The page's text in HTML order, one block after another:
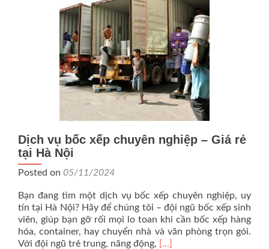
mọi
doanh
nghiệp
Dịch vụ bốc xếp chuyên nghiệp – Giá rẻ
tại Hà Nội
Posted on 05/11/2024
Bạn đang tìm một dịch vụ bốc xếp chuyên nghiệp, uy
tín tại Hà Nội? Hãy để chúng tôi – đội ngũ bốc xếp sinh
viên, giúp bạn gỡ rối mọi lo toan khi cần bốc xếp hàng
hóa, container, hay chuyển nhà và văn phòng trọn gói.
Với đội ngũ trẻ trung, năng động, Read
[…]